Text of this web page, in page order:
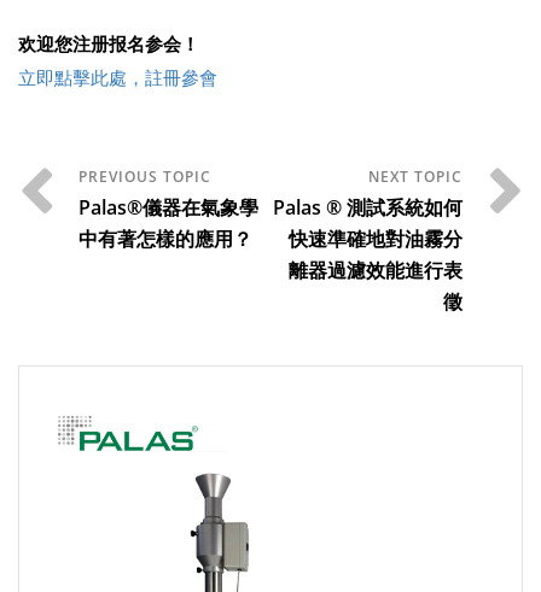
欢迎您注册报名参会！
立即點擊此處，註冊參會
Palas®儀器在氣象學
中有著怎樣的應用？
Palas ® 測試系統如何
快速準確地對油霧分
離器過濾效能進行表
徵